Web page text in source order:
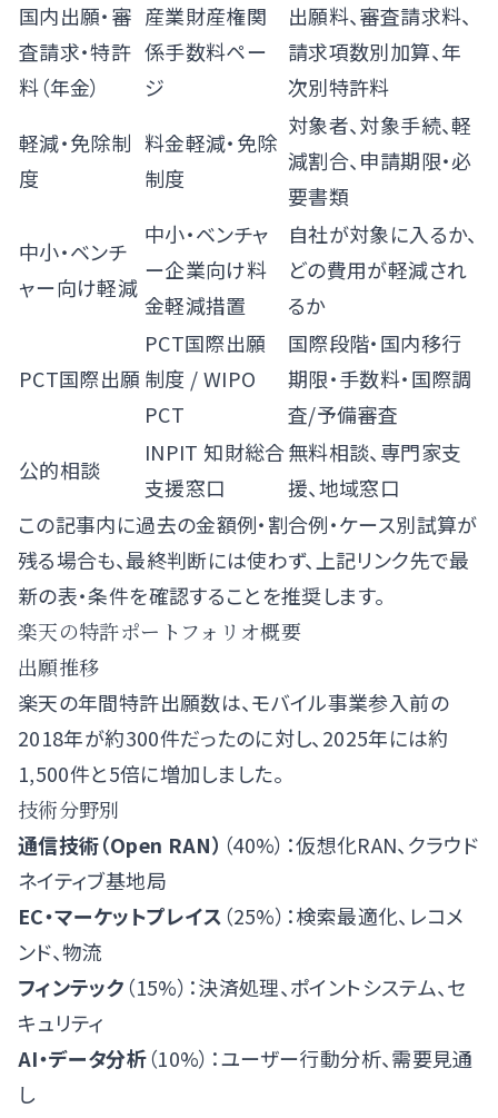
国内出願・審
査請求・特許
料（年金）
産業財産権関
係手数料ペー
ジ
出願料、審査請求料、
請求項数別加算、年
次別特許料
軽減・免除制
度
料金軽減・免除
制度
対象者、対象手続、軽
減割合、申請期限・必
要書類
中小・ベンチ
ャー向け軽減
中小・ベンチャ
ー企業向け料
金軽減措置
自社が対象に入るか、
どの費用が軽減され
るか
PCT国際出願
PCT国際出願
制度 /WIPO
PCT
国際段階・国内移行
期限・手数料・国際調
査/予備審査
公的相談
INPIT 知財総合
支援窓口
無料相談、専門家支
援、地域窓口
この記事内に過去の金額例・割合例・ケース別試算が
残る場合も、最終判断には使わず、上記リンク先で最
新の表・条件を確認することを推奨します。
楽天の特許ポートフォリオ概要
出願推移
楽天の年間特許出願数は、モバイル事業参入前の
2018年が約300件だったのに対し、2025年には約
1,500件と5倍に増加しました。
技術分野別
通信技術（Open RAN） （40%）：仮想化RAN、クラウド
ネイティブ基地局
EC・マーケットプレイス（25%）：検索最適化、レコメ
ンド、物流
フィンテック（15%）：決済処理、ポイントシステム、セ
キュリティ
AI・データ分析（10%）：ユーザー行動分析、需要見通
し